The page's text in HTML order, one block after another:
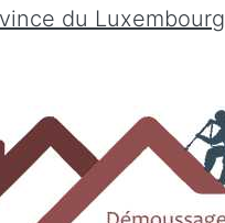
du Luxembourg